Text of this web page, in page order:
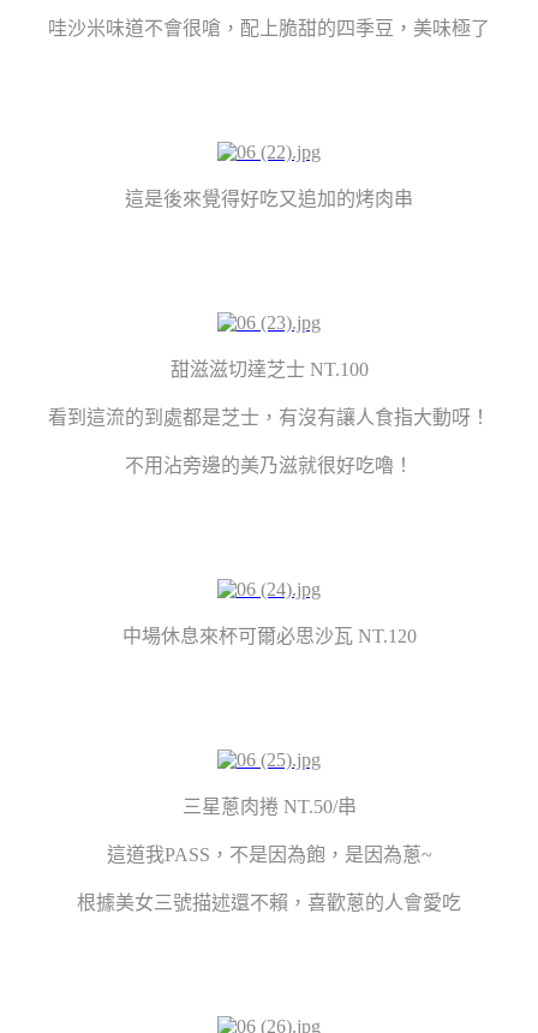
哇沙米味道不會很嗆，配上脆甜的四季豆，美味極了
這是後來覺得好吃又追加的烤肉串
甜滋滋切達芝士 NT.100
看到這流的到處都是芝士，有沒有讓人食指大動呀！
不用沾旁邊的美乃滋就很好吃嚕！
中場休息來杯可爾必思沙瓦 NT.120
三星蔥肉捲 NT.50/串
這道我PASS，不是因為飽，是因為蔥~
根據美女三號描述還不賴，喜歡蔥的人會愛吃